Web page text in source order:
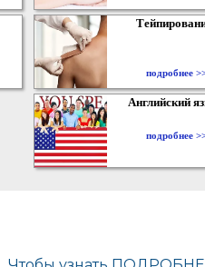
подробнее
Английский
подробнее